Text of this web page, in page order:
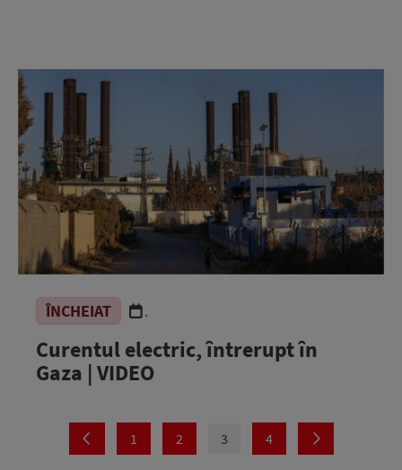
ÎNCHEIAT .
Curentul electric, întrerupt în
Gaza | VIDEO
1 2 3 4